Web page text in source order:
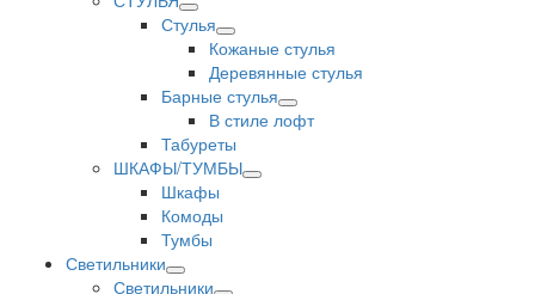
Стулья
Кожаные стулья
Деревянные стулья
Барные стулья
В стиле лофт
Табуреты
ШКАФЫ/ТУМБЫ
Шкафы
Комоды
Тумбы
Светильники
Светильники